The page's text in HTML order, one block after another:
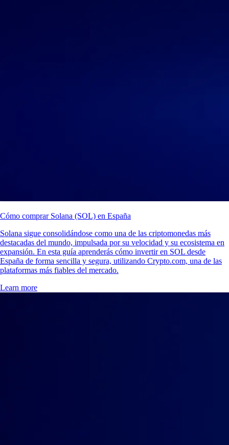
Cómo comprar Solana (SOL) en España
Solana sigue consolidándose como una de las criptomonedas más
destacadas del mundo, impulsada por su velocidad y su ecosistema en
expansión. En esta guía aprenderás cómo invertir en SOL desde
España de forma sencilla y segura, utilizando Crypto.com, una de las
plataformas más fiables del mercado.
Learn more